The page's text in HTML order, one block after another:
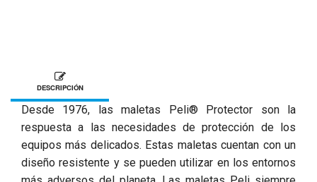
DESCRIPCIÓN
Desde 1976, las maletas Peli® Protector son la
respuesta a las necesidades de protección de los
equipos más delicados. Estas maletas cuentan con un
diseño resistente y se pueden utilizar en los entornos